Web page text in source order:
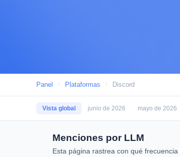
Panel / Plataformas / Discord
Vista global junio de 2026 mayo de 2026
Menciones por LLM
Esta página rastrea con qué frecuencia